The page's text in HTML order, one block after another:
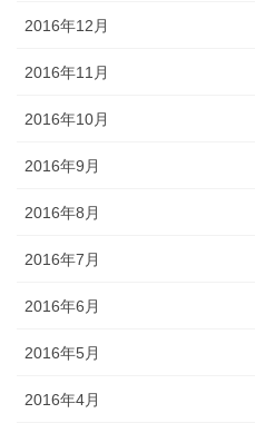
2016年12月
2016年11月
2016年10月
2016年9月
2016年8月
2016年7月
2016年6月
2016年5月
2016年4月